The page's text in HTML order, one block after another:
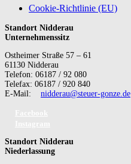
Cookie-Richtlinie (EU)
Standort Nidderau
Unternehmenssitz
Ostheimer Straße 57 – 61
61130 Nidderau
Telefon: 06187 / 92 080
Telefax: 06187 / 920 840
E-Mail: nidderau@steuer-gonze.de
Standort Nidderau
Niederlassung